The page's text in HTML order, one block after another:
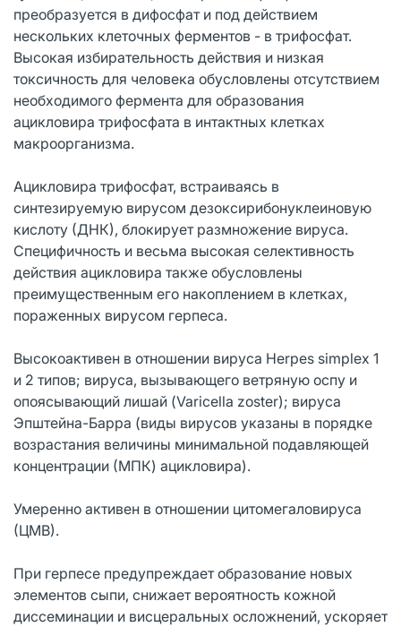
преобразуется в дифосфат и под действием
нескольких клеточных ферментов - в трифосфат.
Высокая избирательность действия и низкая
токсичность для человека обусловлены отсутствием
необходимого фермента для образования
ацикловира трифосфата в интактных клетках
макроорганизма.
Ацикловира трифосфат, встраиваясь в
синтезируемую вирусом дезоксирибонуклеиновую
кислоту (ДНК), блокирует размножение вируса.
Специфичность и весьма высокая селективность
действия ацикловира также обусловлены
преимущественным его накоплением в клетках,
пораженных вирусом герпеса.
Высокоактивен в отношении вируса Herpes simplex 1
и 2 типов; вируса, вызывающего ветряную оспу и
опоясывающий лишай (Varicella zoster); вируса
Эпштейна-Барра (виды вирусов указаны в порядке
возрастания величины минимальной подавляющей
концентрации (МПК) ацикловира).
Умеренно активен в отношении цитомегаловируса
(ЦМВ).
При герпесе предупреждает образование новых
элементов сыпи, снижает вероятность кожной
диссеминации и висцеральных осложнений, ускоряет